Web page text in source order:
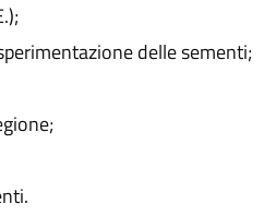
delle sementi;